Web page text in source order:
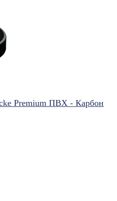
Premium ПВХ - Карбон